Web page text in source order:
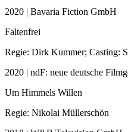
2020 | Bavaria Fiction GmbH
Faltenfrei
Regie: Dirk Kummer; Casting:
2020 | ndF: neue deutsche
Um Himmels Willen
Regie: Nikolai Müllerschön